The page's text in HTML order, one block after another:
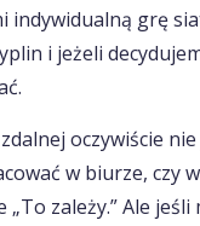
indywidualną grę
i jeżeli
oczywiście
w biurze, czy
zależy.” Ale